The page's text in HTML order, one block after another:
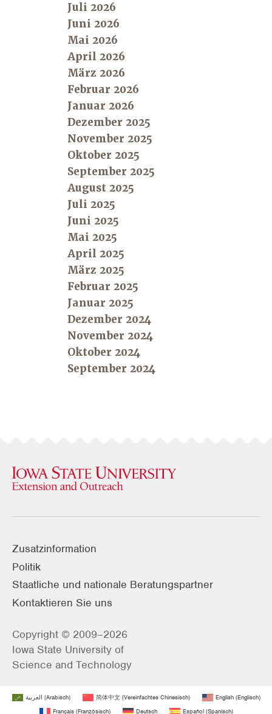
Juli 2026
Juni 2026
Mai 2026
April 2026
März 2026
Februar 2026
Januar 2026
Dezember 2025
November 2025
Oktober 2025
September 2025
August 2025
Juli 2025
Juni 2025
Mai 2025
April 2025
März 2025
Februar 2025
Januar 2025
Dezember 2024
November 2024
Oktober 2024
September 2024
Zusatzinformation
Politik
Staatliche und nationale Beratungspartner
Kontaktieren Sie uns
Copyright © 2009–2026
Iowa State University of
Science and Technology
العربية (Arabisch) 简体中文(Vereinfachtes Chinesisch) English(Englisch)
Français(Französisch) Deutsch Español(Spanisch)